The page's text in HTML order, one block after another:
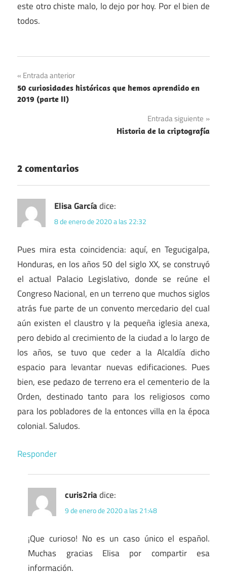
este otro chiste malo, lo dejo por hoy. Por el bien de
todos.
Madrid
Política
Navegación
de
Entrada anterior
50 curiosidades históricas que hemos aprendido en
2019 (parte II)
Entrada siguiente
Historia de la criptografía
2 comentarios
Elisa Garcíadice:
8 de enero de 2020 a las 22:32
Pues mira esta coincidencia: aquí, en Tegucigalpa,
Honduras, en los años 50 del siglo XX, se construyó
el actual Palacio Legislativo, donde se reúne el
Congreso Nacional, en un terreno que muchos siglos
atrás fue parte de un convento mercedario del cual
aún existen el claustro y la pequeña iglesia anexa,
pero debido al crecimiento de la ciudad a lo largo de
los años, se tuvo que ceder a la Alcaldía dicho
espacio para levantar nuevas edificaciones. Pues
bien, ese pedazo de terreno era el cementerio de la
Orden, destinado tanto para los religiosos como
para los pobladores de la entonces villa en la época
colonial. Saludos.
Responder
curis2ria dice:
9 de enero de 2020 a las 21:48
¡Que curioso! No es un caso único el español.
Muchas gracias Elisa por compartir esa
información.